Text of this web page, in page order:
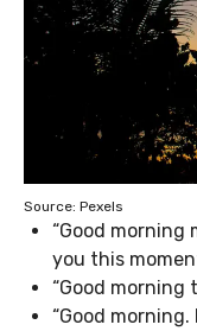
Source: Pexels
“Good
you this
“Good morning
“Good